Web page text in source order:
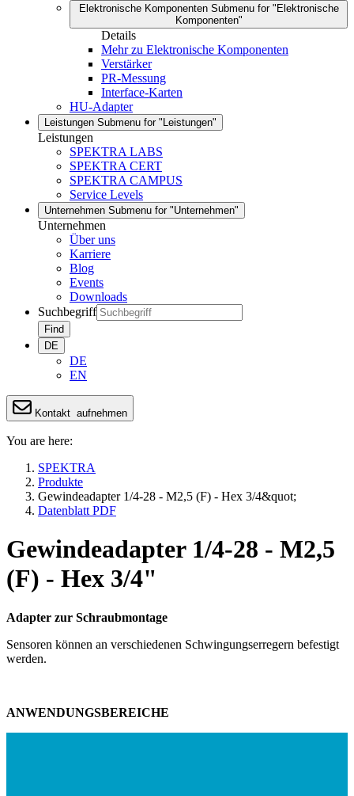
Elektronische Komponenten Submenu for "Elektronische
Komponenten"
Details
Mehr zu Elektronische Komponenten
Verstärker
PR-Messung
Interface-Karten
HU-Adapter
Leistungen Submenu for "Leistungen"
Leistungen
SPEKTRA LABS
SPEKTRA CERT
SPEKTRA CAMPUS
Service Levels
Unternehmen Submenu for "Unternehmen"
Unternehmen
Über uns
Karriere
Blog
Events
Downloads
Suchbegriff
Find
DE
DE
EN
Kontakt aufnehmen
You are here:
SPEKTRA
Produkte
Gewindeadapter 1/4-28 - M2,5 (F) - Hex 3/4&quot;
Datenblatt PDF
Gewindeadapter 1/4-28 - M2,5
(F) - Hex 3/4"
Adapter zur Schraubmontage
Sensoren können an verschiedenen Schwingungserregern befestigt
werden.
ANWENDUNGSBEREICHE